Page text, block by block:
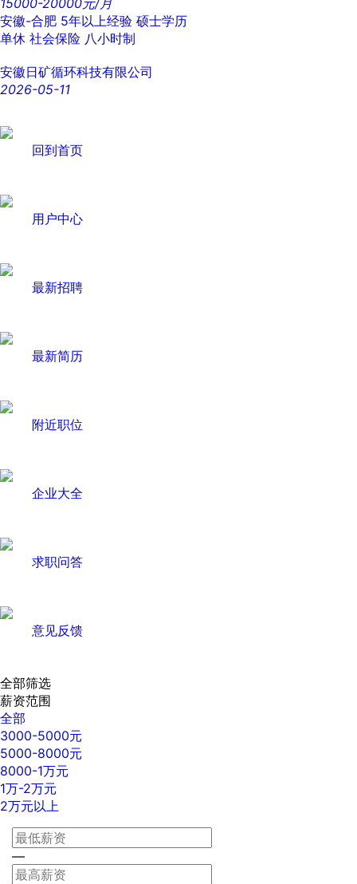
15000-20000元/月
安徽-合肥 5年以上经验 硕士学历
单休 社会保险 八小时制
安徽日矿循环科技有限公司
2026-05-11
回到首页
用户中心
最新招聘
最新简历
附近职位
企业大全
求职问答
意见反馈
全部筛选
薪资范围
全部
3000-5000元
5000-8000元
8000-1万元
1万-2万元
2万元以上
—